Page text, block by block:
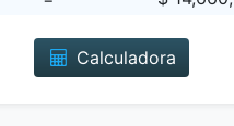
Calculadora